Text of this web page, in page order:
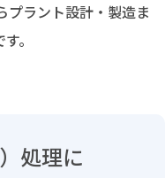
プラント設計・製造ま
。
処理に